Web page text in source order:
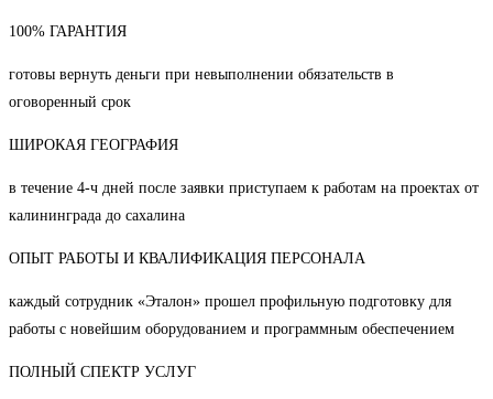
100% ГАРАНТИЯ
готовы вернуть деньги при невыполнении обязательств в
оговоренный срок
ШИРОКАЯ ГЕОГРАФИЯ
в течение 4-ч дней после заявки приступаем к работам на проектах от
калининграда до сахалина
ОПЫТ РАБОТЫ И КВАЛИФИКАЦИЯ ПЕРСОНАЛА
каждый сотрудник «Эталон» прошел профильную подготовку для
работы с новейшим оборудованием и программным обеспечением
ПОЛНЫЙ СПЕКТР УСЛУГ